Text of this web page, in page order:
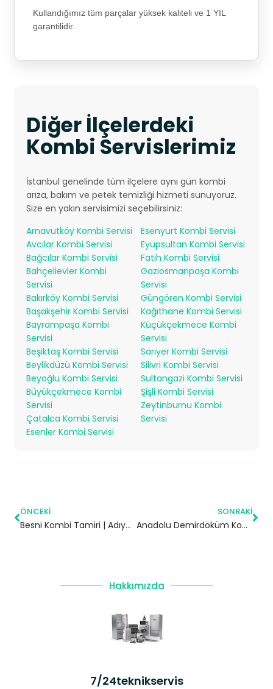
Kullandığımız tüm parçalar yüksek kaliteli ve 1 YIL
garantilidir.
Diğer İlçelerdeki
Kombi Servislerimiz
İstanbul genelinde tüm ilçelere aynı gün kombi
arıza, bakım ve petek temizliği hizmeti sunuyoruz.
Size en yakın servisimizi seçebilirsiniz:
Arnavutköy Kombi Servisi
Avcılar Kombi Servisi
Bağcılar Kombi Servisi
Bahçelievler Kombi
Servisi
Bakırköy Kombi Servisi
Başakşehir Kombi Servisi
Bayrampaşa Kombi
Servisi
Beşiktaş Kombi Servisi
Beylikdüzü Kombi Servisi
Beyoğlu Kombi Servisi
Büyükçekmece Kombi
Servisi
Çatalca Kombi Servisi
Esenler Kombi Servisi
Esenyurt Kombi Servisi
Eyüpsultan Kombi Servisi
Fatih Kombi Servisi
Gaziosmanpaşa Kombi
Servisi
Güngören Kombi Servisi
Kağıthane Kombi Servisi
Küçükçekmece Kombi
Servisi
Sarıyer Kombi Servisi
Silivri Kombi Servisi
Sultangazi Kombi Servisi
Şişli Kombi Servisi
Zeytinburnu Kombi
Servisi
ÖNCEKI
Besni Kombi Tamiri | Adıyaman
SONRAKI
Anadolu Demirdöküm Kombi Servisi – Arnavutköy Yetkili Servis
Hakkımızda
7/24teknikservis